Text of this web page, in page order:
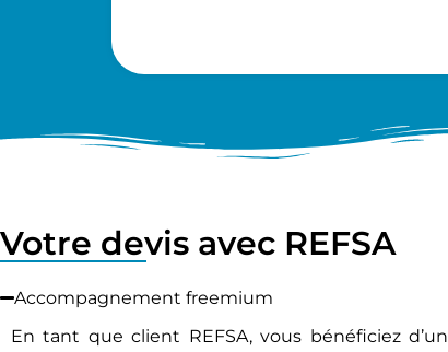
Votre devis avec REFSA
Accompagnement freemium
En tant que client REFSA, vous bénéficiez d’un